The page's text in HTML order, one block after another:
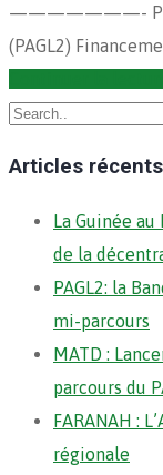
———————- Projet
(PAGL2)
Articles récents
La Guinée
de la
PAGL2: la
mi-parcours
MATD :
parcours du
FARANAH :
régionale